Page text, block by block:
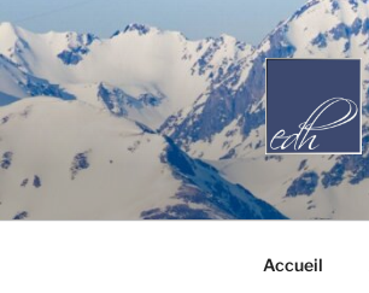
au
contenu
principal
Accueil